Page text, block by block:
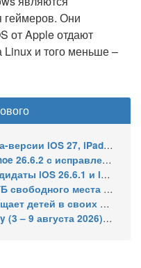
Они
от Apple отдают
Linux и того меньше –
27, iPadOS 27 и macOS 27
безопасности
безопасности для iPhone и iPad
под локальные ИИ-модели
опубликован отчёт за 2025–2026 годы
5 и июльский патч для бюджетных смартфонов